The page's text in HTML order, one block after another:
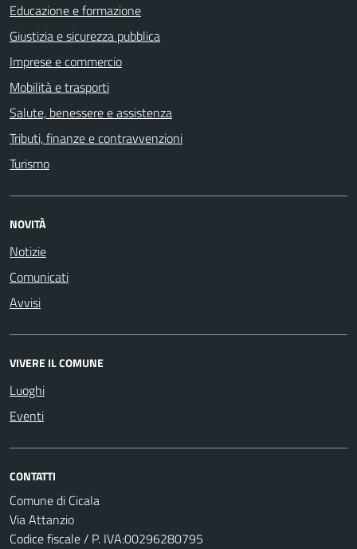
Educazione e formazione
Giustizia e sicurezza pubblica
Imprese e commercio
Mobilità e trasporti
Salute, benessere e assistenza
Tributi, finanze e contravvenzioni
Turismo
NOVITÀ
Notizie
Comunicati
Avvisi
VIVERE IL COMUNE
Luoghi
Eventi
CONTATTI
Comune di Cicala
Via Attanzio
Codice fiscale / P. IVA:00296280795